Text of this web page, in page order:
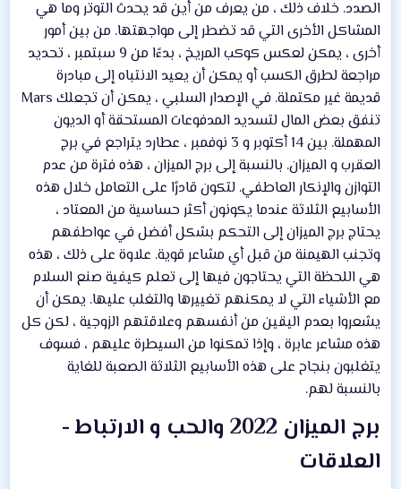
الصدد. خلاف ذلك ، من يعرف من أين قد يحدث التوتر وما هي
المشاكل الأخرى التي قد تضطر إلى مواجهتها. من بين أمور
أخرى ، يمكن لعكس كوكب المريخ ، بدءًا من 9 سبتمبر ، تحديد
مراجعة لطرق الكسب أو يمكن أن يعيد الانتباه إلى مبادرة
قديمة غير مكتملة. في الإصدار السلبي ، يمكن أن تجعلك Mars
تنفق بعض المال لتسديد المدفوعات المستحقة أو الديون
المهملة. بين 14 أكتوبر و 3 نوفمبر ، عطارد يتراجع في برج
العقرب و الميزان. بالنسبة إلى برج الميزان ، هذه فترة من عدم
التوازن والإنكار العاطفي. لتكون قادرًا على التعامل خلال هذه
الأسابيع الثلاثة عندما يكونون أكثر حساسية من المعتاد ،
يحتاج برج الميزان إلى التحكم بشكل أفضل في عواطفهم
وتجنب الهيمنة من قبل أي مشاعر قوية. علاوة على ذلك ، هذه
هي اللحظة التي يحتاجون فيها إلى تعلم كيفية صنع السلام
مع الأشياء التي لا يمكنهم تغييرها والتغلب عليها. يمكن أن
يشعروا بعدم اليقين من أنفسهم وعلاقتهم الزوجية ، لكن كل
هذه مشاعر عابرة ، وإذا تمكنوا من السيطرة عليهم ، فسوف
يتغلبون بنجاح على هذه الأسابيع الثلاثة الصعبة للغاية
بالنسبة لهم.
برج الميزان 2022 والحب و الارتباط -
العلاقات​